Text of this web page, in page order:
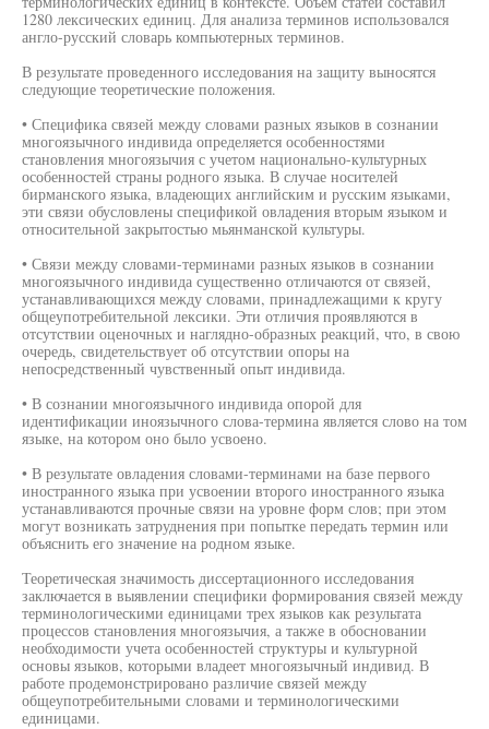
1280 лексических единиц. Для анализа терминов использовался
англо-русский словарь компьютерных терминов.
В результате проведенного исследования на защиту выносятся
следующие теоретические положения.
• Специфика связей между словами разных языков в сознании
многоязычного индивида определяется особенностями
становления многоязычия с учетом национально-культурных
особенностей страны родного языка. В случае носителей
бирманского языка, владеющих английским и русским языками,
эти связи обусловлены спецификой овладения вторым языком и
относительной закрытостью мьянманской культуры.
• Связи между словами-терминами разных языков в сознании
многоязычного индивида существенно отличаются от связей,
устанавливающихся между словами, принадлежащими к кругу
общеупотребительной лексики. Эти отличия проявляются в
отсутствии оценочных и наглядно-образных реакций, что, в свою
очередь, свидетельствует об отсутствии опоры на
непосредственный чувственный опыт индивида.
• В сознании многоязычного индивида опорой для
идентификации иноязычного слова-термина является слово на том
языке, на котором оно было усвоено.
• В результате овладения словами-терминами на базе первого
иностранного языка при усвоении второго иностранного языка
устанавливаются прочные связи на уровне форм слов; при этом
могут возникать затруднения при попытке передать термин или
объяснить его значение на родном языке.
Теоретическая значимость диссертационного исследования
заключается в выявлении специфики формирования связей между
терминологическими единицами трех языков как результата
процессов становления многоязычия, а также в обосновании
необходимости учета особенностей структуры и культурной
основы языков, которыми владеет многоязычный индивид. В
работе продемонстрировано различие связей между
общеупотребительными словами и терминологическими
единицами.